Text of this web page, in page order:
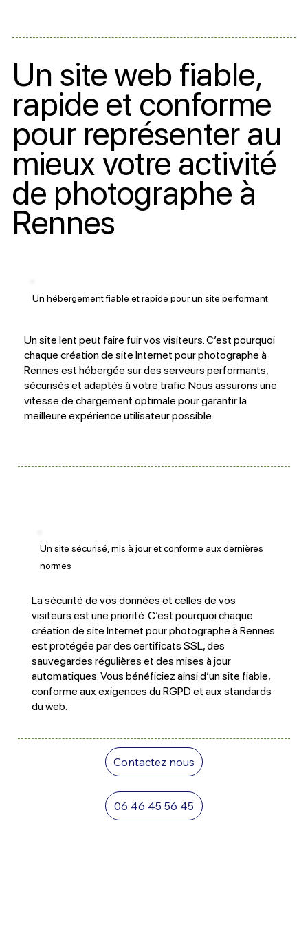
Un site web fiable,
rapide et conforme
pour représenter au
mieux votre activité
de photographe à
Rennes
Un hébergement fiable et rapide pour un site performant
Un site lent peut faire fuir vos visiteurs. C’est pourquoi
chaque création de site Internet pour photographe à
Rennes est hébergée sur des serveurs performants,
sécurisés et adaptés à votre trafic. Nous assurons une
vitesse de chargement optimale pour garantir la
meilleure expérience utilisateur possible.
Un site sécurisé, mis à jour et conforme aux dernières
normes
La sécurité de vos données et celles de vos
visiteurs est une priorité. C’est pourquoi chaque
création de site Internet pour photographe à Rennes
est protégée par des certificats SSL, des
sauvegardes régulières et des mises à jour
automatiques. Vous bénéficiez ainsi d’un site fiable,
conforme aux exigences du RGPD et aux standards
du web.
Contactez nous
06 46 45 56 45